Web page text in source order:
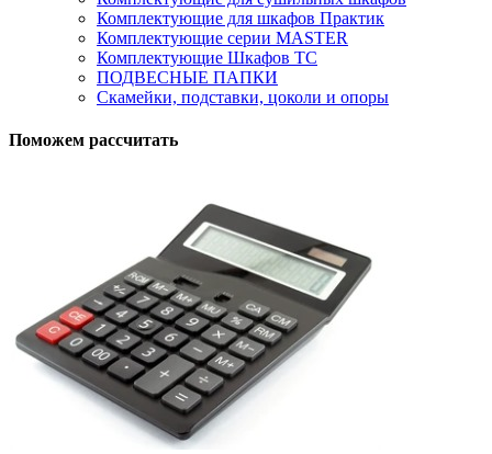
Комплектующие для шкафов Практик
Комплектующие серии MASTER
Комплектующие Шкафов ТС
ПОДВЕСНЫЕ ПАПКИ
Скамейки, подставки, цоколи и опоры
Поможем рассчитать